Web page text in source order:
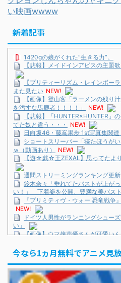
い映画wwww
新着記事
1420gの娘がくれた“生きる力”。
【悲報】メイドインアビスの主題
【プリティーリズム・レインボー
また見たい NEW!
【画像】登山客「ラーメンの残
を汚すな馬鹿者！！！！」
NEW!
【悲報】「HUNTER×HUNTER」
てた奴と違う・・・
NEW!
日向坂46・藤嶌果歩 1st写真集関連
ショートスリーパー「寝たほうが
ｗ（動画あり）
NEW!
【遊☆戯☆王ZEXAL】思ってたよ
週間ストリーミングランキング更
鈴木奈々「垂れてたバストが上が
い！」 下着姿を公開、豊満な美バスト
『プリミティヴ・ウォー 恐竜戦
NEW!
ドイツ人男性がランニングシュー
い」
【画像】ウマ娘声優さんが可愛い
正直ザ・ビートルズって過大評価さ
ドイツ人男性がランニングシュー
い」
巨人・坂本勇人が「1億円申告漏れ
今なら1ヵ月無料でアニメ見